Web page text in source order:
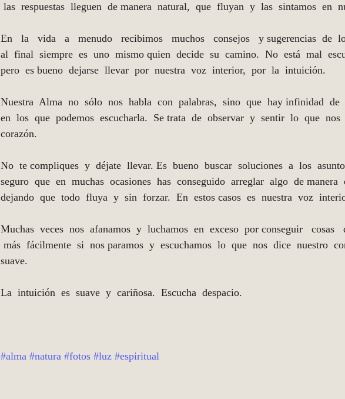
las  respuestas  lleguen  de manera  natural,  que  fluyan  y  las  sintamos  en
En   la   vida   a   menudo   recibimos   muchos   consejos   y sugerencias  de
al  final  siempre  es  uno  mismo quien  decide  su  camino.  No  está  mal
pero  es bueno  dejarse  llevar  por  nuestra  voz  interior,  por  la  intuición.
Nuestra  Alma  no  sólo  nos  habla  con  palabras,  sino  que  hay infinidad  de
en  los  que  podemos  escucharla.  Se trata  de  observar  y  sentir  lo  que  nos
corazón.
No  te compliques  y  déjate  llevar. Es  bueno  buscar  soluciones  a  los
seguro  que  en  muchas  ocasiones  has  conseguido  arreglar  algo  de manera
dejando  que  todo  fluya  y  sin  forzar.  En  estos casos  es  nuestra  voz
Muchas  veces  nos  afanamos  y  luchamos  en  exceso  por conseguir   cosas
más  fácilmente  si  nos paramos  y  escuchamos  lo  que  nos  dice  nuestro
suave.
La  intuición  es  suave  y  cariñosa.  Escucha  despacio.
#alma #natura #fotos #luz #espiritual